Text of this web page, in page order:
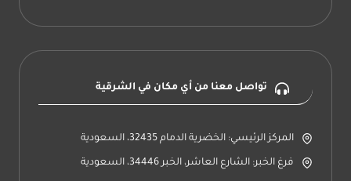
تواصل معنا من أي مكان في الشرقية
المركز الرئيسي: الخضرية الدمام 32435، السعودية
فرغ الخبر: الشارع العاشر، الخبر 34446، السعودية